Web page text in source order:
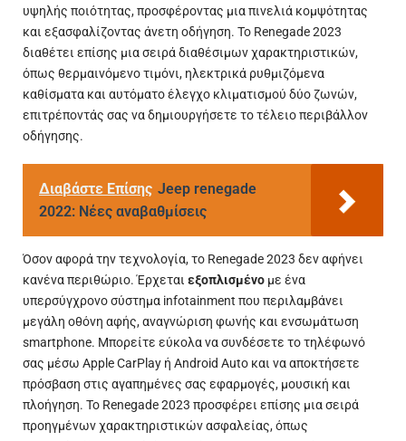
υψηλής ποιότητας, προσφέροντας μια πινελιά κομψότητας
και εξασφαλίζοντας άνετη οδήγηση. Το Renegade 2023
διαθέτει επίσης μια σειρά διαθέσιμων χαρακτηριστικών,
όπως θερμαινόμενο τιμόνι, ηλεκτρικά ρυθμιζόμενα
καθίσματα και αυτόματο έλεγχο κλιματισμού δύο ζωνών,
επιτρέποντάς σας να δημιουργήσετε το τέλειο περιβάλλον
οδήγησης.
Διαβάστε Επίσης Jeep renegade
2022: Νέες αναβαθμίσεις
Όσον αφορά την τεχνολογία, το Renegade 2023 δεν αφήνει
κανένα περιθώριο. Έρχεται εξοπλισμένο με ένα
υπερσύγχρονο σύστημα infotainment που περιλαμβάνει
μεγάλη οθόνη αφής, αναγνώριση φωνής και ενσωμάτωση
smartphone. Μπορείτε εύκολα να συνδέσετε το τηλέφωνό
σας μέσω Apple CarPlay ή Android Auto και να αποκτήσετε
πρόσβαση στις αγαπημένες σας εφαρμογές, μουσική και
πλοήγηση. Το Renegade 2023 προσφέρει επίσης μια σειρά
προηγμένων χαρακτηριστικών ασφαλείας, όπως